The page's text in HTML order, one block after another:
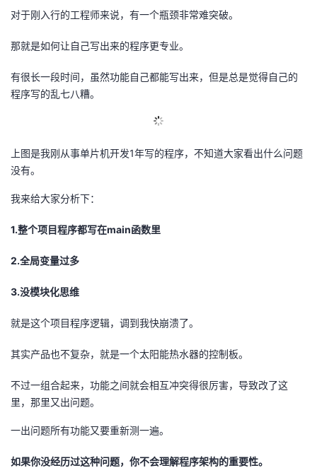
子
直
播
的
活
我
的
课
程
的
认
我
的
我
藏
术
支
云
声
对于刚入行的工程师来说，有一个瓶颈非常难突破。
那就是如何让自己写出来的程序更专业。
有很长一段时间，虽然功能自己都能写出来，但是总是觉得自己的
程序写的乱七八糟。
上图是我刚从事单片机开发1年写的程序，不知道大家看出什么问题
没有。
我来给大家分析下：
1.整个项目程序都写在main函数里
2.全局变量过多
3.没模块化思维
就是这个项目程序逻辑，调到我快崩溃了。
其实产品也不复杂，就是一个太阳能热水器的控制板。
不过一组合起来，功能之间就会相互冲突得很厉害，导致改了这
里，那里又出问题。
一出问题所有功能又要重新测一遍。
如果你没经历过这种问题，你不会理解程序架构的重要性。